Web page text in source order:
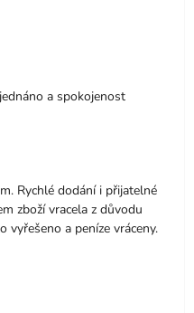
a spokojenost
Rychlé dodání i přijatelné
zboží vracela z důvodu
vyřešeno a peníze vráceny.